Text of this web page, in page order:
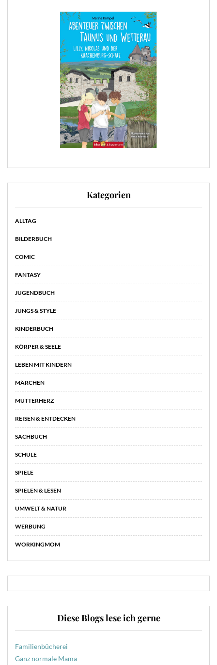
Kategorien
ALLTAG
BILDERBUCH
COMIC
FANTASY
JUGENDBUCH
JUNGS & STYLE
KINDERBUCH
KÖRPER & SEELE
LEBEN MIT KINDERN
MÄRCHEN
MUTTERHERZ
REISEN & ENTDECKEN
SACHBUCH
SCHULE
SPIELE
SPIELEN & LESEN
UMWELT & NATUR
WERBUNG
WORKINGMOM
Diese Blogs lese ich gerne
Familienbücherei
Ganz normale Mama